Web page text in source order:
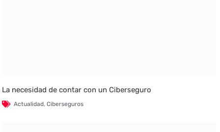
La necesidad de contar con un Ciberseguro
Actualidad,Ciberseguros